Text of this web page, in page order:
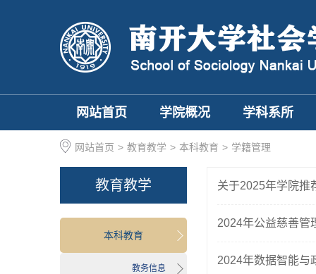
网站首页 学院概况 学科系所
网站首页 > 教育教学 > 本科教育 > 学籍管理
教育教学
本科教育
教务信息
关于2025年学院推
2024年公益慈善管
2024年数据智能与